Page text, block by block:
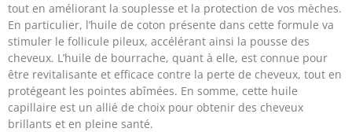
tout en améliorant la souplesse et la protection de vos mèches.
En particulier, l’huile de coton présente dans cette formule va
stimuler le follicule pileux, accélérant ainsi la pousse des
cheveux. L’huile de bourrache, quant à elle, est connue pour
être revitalisante et efficace contre la perte de cheveux, tout en
protégeant les pointes abîmées. En somme, cette huile
capillaire est un allié de choix pour obtenir des cheveux
brillants et en pleine santé.